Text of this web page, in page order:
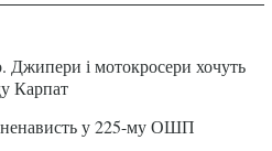
Джипери і мотокросери хочуть
Карпат
ненависть у 225-му ОШП